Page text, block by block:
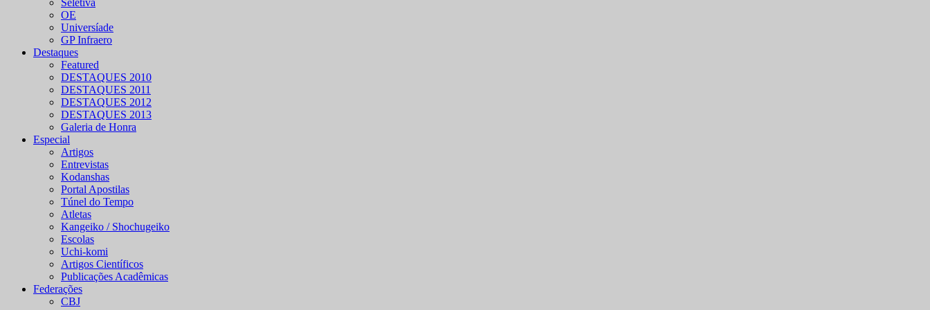
OE
Universíade
GP Infraero
Destaques
Featured
DESTAQUES 2010
DESTAQUES 2011
DESTAQUES 2012
DESTAQUES 2013
Galeria de Honra
Especial
Artigos
Entrevistas
Kodanshas
Portal Apostilas
Túnel do Tempo
Atletas
Kangeiko / Shochugeiko
Escolas
Uchi-komi
Artigos Científicos
Publicações Acadêmicas
Federações
CBJ